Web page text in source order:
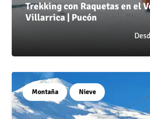
Trekking con Raquetas en el
Villarrica | Pucón
Montaña Nieve